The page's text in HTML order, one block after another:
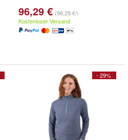
96,29 € (96,29 €/)
Kostenloser Versand
- 29%